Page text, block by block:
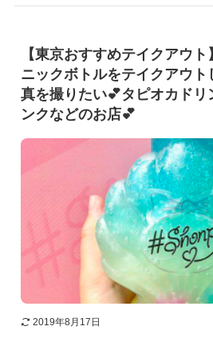
【東京おすすめテイクアウ
ニックボトルをテイクアウ
真を撮りたい💕タピオカドリ
ンクなどのお店💕
2019年8月17日